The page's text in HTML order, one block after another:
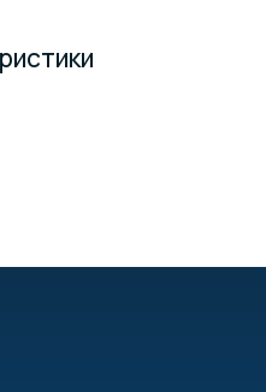
марки AISI-304
°C
бассейна